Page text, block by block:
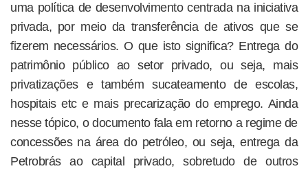
uma política de desenvolvimento centrada na iniciativa
privada, por meio da transferência de ativos que se
fizerem necessários. O que isto significa? Entrega do
patrimônio público ao setor privado, ou seja, mais
privatizações e também sucateamento de escolas,
hospitais etc e mais precarização do emprego. Ainda
nesse tópico, o documento fala em retorno a regime de
concessões na área do petróleo, ou seja, entrega da
Petrobrás ao capital privado, sobretudo de outros